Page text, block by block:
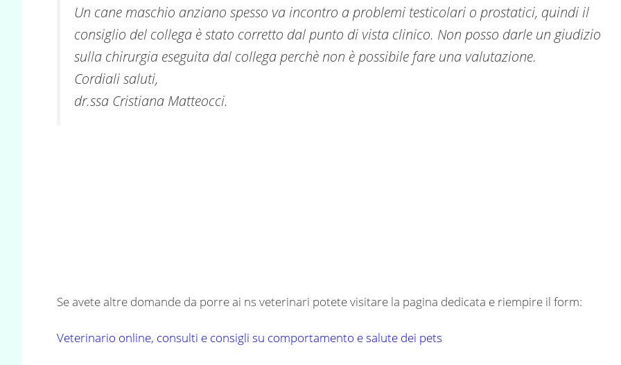
Un cane maschio anziano spesso va incontro a problemi testicolari o prostatici, quindi il
consiglio del collega è stato corretto dal punto di vista clinico. Non posso darle un giudizio
sulla chirurgia eseguita dal collega perchè non è possibile fare una valutazione.
Cordiali saluti,
dr.ssa Cristiana Matteocci.
Se avete altre domande da porre ai ns veterinari potete visitare la pagina dedicata e riempire il form:
Veterinario online, consulti e consigli su comportamento e salute dei pets